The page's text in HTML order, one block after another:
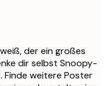
der ein großes
dir selbst Snoopy-
Finde weitere Poster